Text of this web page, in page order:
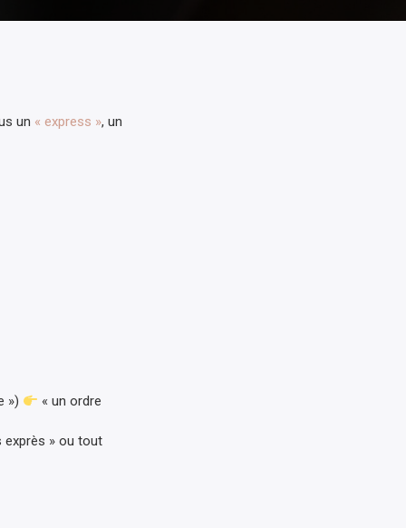
un « express », un
») « un ordre
» ou tout